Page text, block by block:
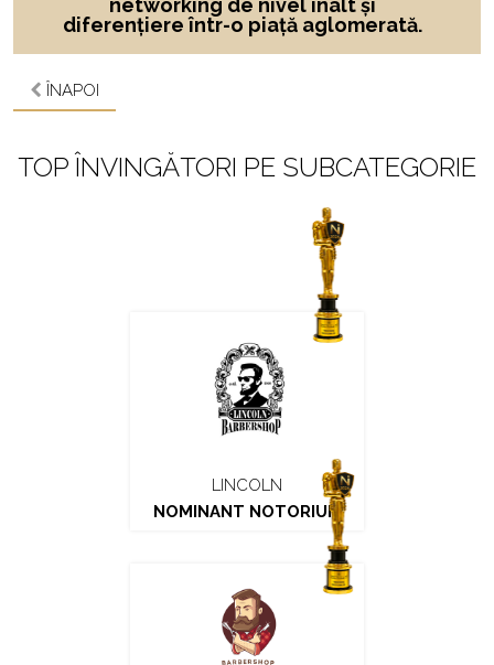
networking de nivel înalt și
diferențiere într-o piață aglomerată.
ÎNAPOI
TOP ÎNVINGĂTORI PE SUBCATEGORIE
LINCOLN
NOMINANT NOTORIUM